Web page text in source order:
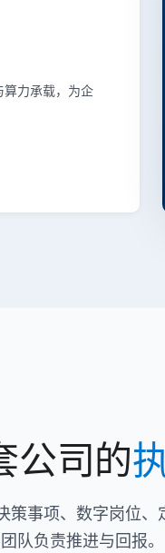
算力承载，为企
公司的
策事项、数字岗位、
队负责推进与回报。